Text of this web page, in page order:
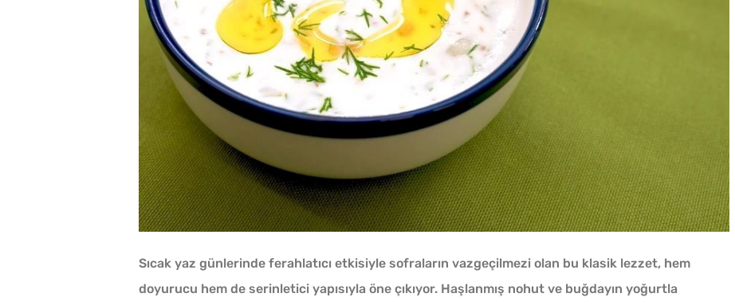
Sıcak yaz günlerinde ferahlatıcı etkisiyle sofraların vazgeçilmezi olan bu klasik lezzet, hem
doyurucu hem de serinletici yapısıyla öne çıkıyor. Haşlanmış nohut ve buğdayın yoğurtla